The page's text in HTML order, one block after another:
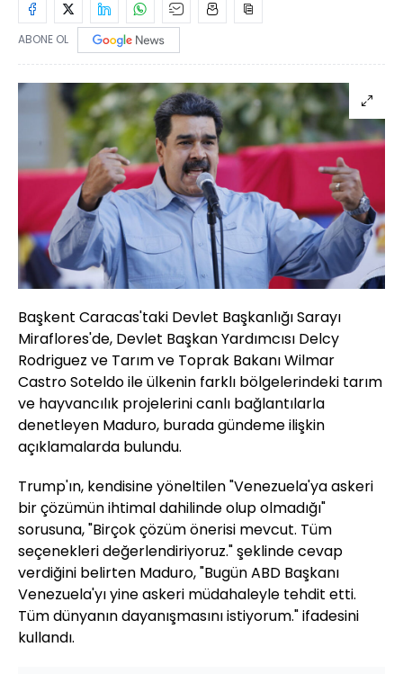
ABONE OL
Başkent Caracas'taki Devlet Başkanlığı Sarayı
Miraflores'de, Devlet Başkan Yardımcısı Delcy
Rodriguez ve Tarım ve Toprak Bakanı Wilmar
Castro Soteldo ile ülkenin farklı bölgelerindeki tarım
ve hayvancılık projelerini canlı bağlantılarla
denetleyen Maduro, burada gündeme ilişkin
açıklamalarda bulundu.
Trump'ın, kendisine yöneltilen "Venezuela'ya askeri
bir çözümün ihtimal dahilinde olup olmadığı"
sorusuna, "Birçok çözüm önerisi mevcut. Tüm
seçenekleri değerlendiriyoruz." şeklinde cevap
verdiğini belirten Maduro, "Bugün ABD Başkanı
Venezuela'yı yine askeri müdahaleyle tehdit etti.
Tüm dünyanın dayanışmasını istiyorum." ifadesini
kullandı.